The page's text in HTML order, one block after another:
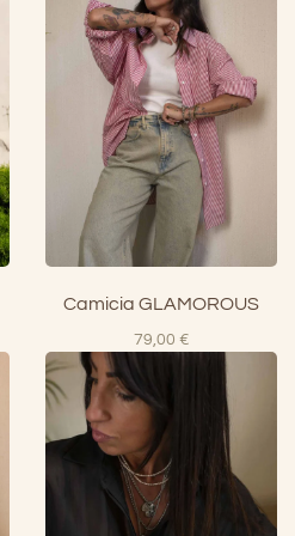
era:
210,00 €.
Camicia GLAMOROUS
79,00 €